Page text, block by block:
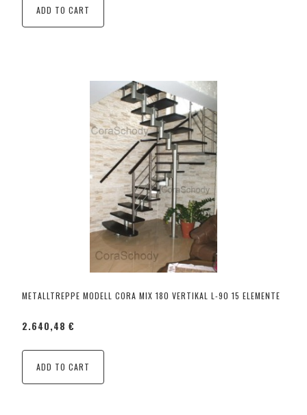
ADD TO CART
METALLTREPPE MODELL CORA MIX 180 VERTIKAL L-90 15 ELEMENTE
2.640,48 €
ADD TO CART